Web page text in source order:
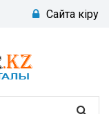
Сайтқа кіру